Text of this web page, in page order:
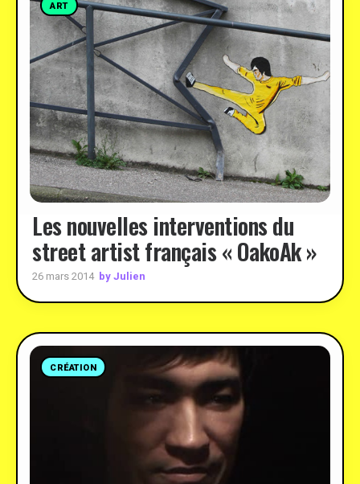
ART
Les nouvelles interventions du
street artist français « OakoAk »
26 mars 2014 by Julien
CRÉATION